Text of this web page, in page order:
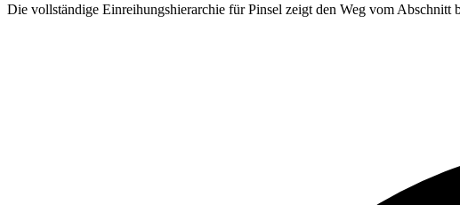
Die vollständige Einreihungshierarchie für Pinsel zeigt den Weg vom Abschnitt